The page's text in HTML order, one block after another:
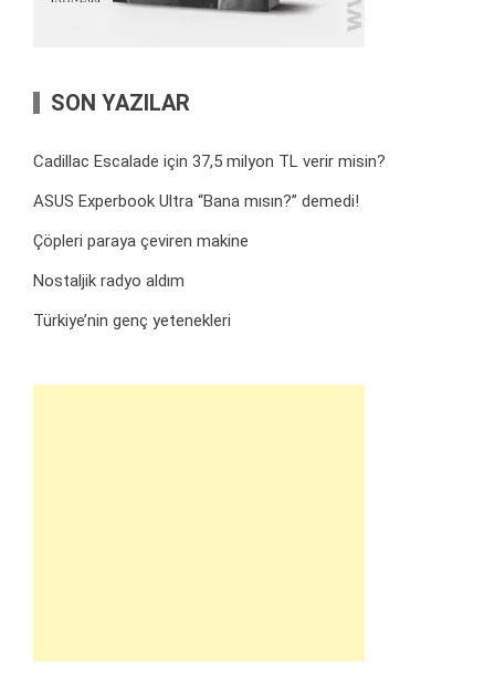
SON YAZILAR
Cadillac Escalade için 37,5 milyon TL verir misin?
ASUS Experbook Ultra “Bana mısın?” demedi!
Çöpleri paraya çeviren makine
Nostaljik radyo aldım
Türkiye’nin genç yetenekleri